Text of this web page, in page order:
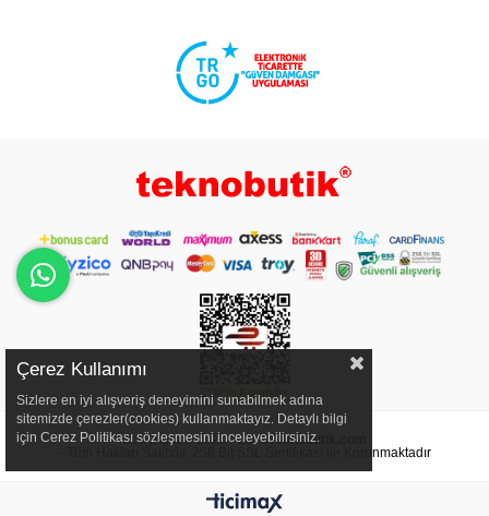
Copyright © 2020 - 2026Teknobutik.com
- Tüm Hakları Saklıdır. 256 Bit SSL Sertifikası ile Korunmaktadır
Çerez Kullanımı
Sizlere en iyi alışveriş deneyimini sunabilmek adına
sitemizde çerezler(cookies) kullanmaktayız. Detaylı bilgi
için Cerez Politikası sözleşmesini inceleyebilirsiniz.